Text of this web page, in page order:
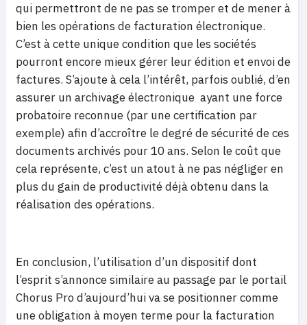
qui permettront de ne pas se tromper et de mener à
bien les opérations de facturation électronique.
C’est à cette unique condition que les sociétés
pourront encore mieux gérer leur édition et envoi de
factures. S’ajoute à cela l’intérêt, parfois oublié, d’en
assurer un archivage électronique ayant une force
probatoire reconnue (par une certification par
exemple) afin d’accroître le degré de sécurité de ces
documents archivés pour 10 ans. Selon le coût que
cela représente, c’est un atout à ne pas négliger en
plus du gain de productivité déjà obtenu dans la
réalisation des opérations.
En conclusion, l’utilisation d’un dispositif dont
l’esprit s’annonce similaire au passage par le portail
Chorus Pro d’aujourd’hui va se positionner comme
une obligation à moyen terme pour la facturation